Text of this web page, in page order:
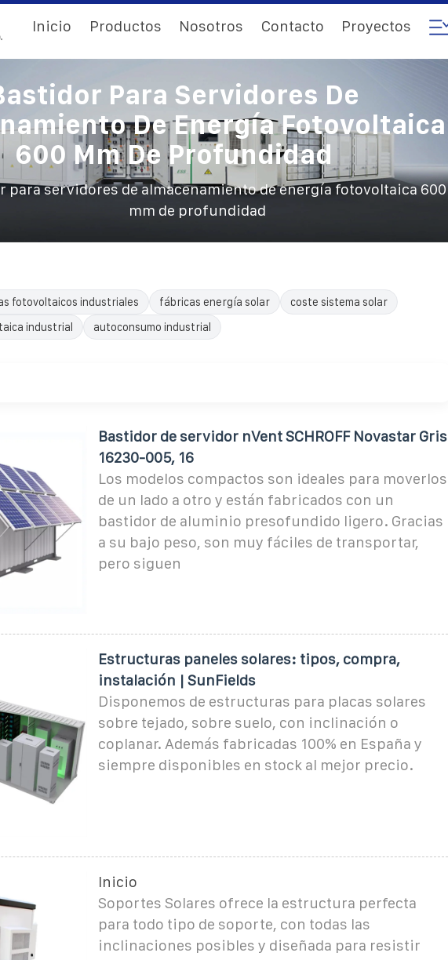
Inicio Productos Nosotros Contacto Proyectos
Para Servidores De
De Energía Fotovoltaica
600 Mm De Profundidad
para servidores de almacenamiento de energía fotovoltaica 600
mm de profundidad
fotovoltaicos industriales fábricas energía solar
coste sistema solar
industrial
autoconsumo industrial
Bastidor de servidor nVent SCHROFF Novastar Gris
16230-005, 16
Los modelos compactos son ideales para moverlos
de un lado a otro y están fabricados con un
bastidor de aluminio presofundido ligero. Gracias
a su bajo peso, son muy fáciles de transportar,
pero siguen
Estructuras paneles solares: tipos, compra,
instalación | SunFields
Disponemos de estructuras para placas solares
sobre tejado, sobre suelo, con inclinación o
coplanar. Además fabricadas 100% en España y
siempre disponibles en stock al mejor precio.
Inicio
Soportes Solares ofrece la estructura perfecta
para todo tipo de soporte, con todas las
inclinaciones posibles y diseñada para resistir